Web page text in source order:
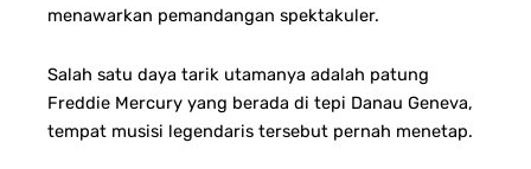
menawarkan pemandangan spektakuler.
Salah satu daya tarik utamanya adalah patung
Freddie Mercury yang berada di tepi Danau Geneva,
tempat musisi legendaris tersebut pernah menetap.